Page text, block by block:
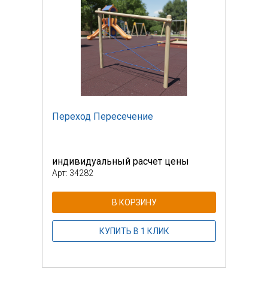
Переход Пересечение
индивидуальный расчет цены
Арт: 34282
В КОРЗИНУ
КУПИТЬ В 1 КЛИК